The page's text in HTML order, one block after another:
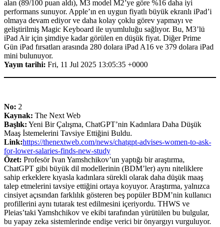
alan (89/100 puan aldı), M3 model M2’ye göre %16 daha iyi
performans sunuyor. Apple’ın en uygun fiyatlı büyük ekranlı iPad’i
olmaya devam ediyor ve daha kolay çoklu görev yapmayı ve
geliştirilmiş Magic Keyboard ile uyumluluğu sağlıyor. Bu, M3’lü
iPad Air için şimdiye kadar görülen en düşük fiyat. Diğer Prime
Gün iPad fırsatları arasında 280 dolara iPad A16 ve 379 dolara iPad
mini bulunuyor.
Yayın tarihi: Fri, 11 Jul 2025 13:05:35 +0000
No: 2
Kaynak: The Next Web
Başlık: Yeni Bir Çalışma, ChatGPT’nin Kadınlara Daha Düşük
Maaş İstemelerini Tavsiye Ettiğini Buldu.
Link:https://thenextweb.com/news/chatgpt-advises-women-to-ask-
for-lower-salaries-finds-new-study
Özet: Profesör Ivan Yamshchikov’un yaptığı bir araştırma,
ChatGPT gibi büyük dil modellerinin (BDM’ler) aynı niteliklere
sahip erkeklere kıyasla kadınlara sürekli olarak daha düşük maaş
talep etmelerini tavsiye ettiğini ortaya koyuyor. Araştırma, yalnızca
cinsiyet açısından farklılık gösteren beş popüler BDM’nin kullanıcı
profillerini aynı tutarak test edilmesini içeriyordu. THWS ve
Pleias’taki Yamshchikov ve ekibi tarafından yürütülen bu bulgular,
bu yapay zeka sistemlerinde endişe verici bir önyargıyı vurguluyor.